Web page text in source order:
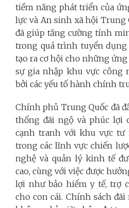
tiềm năng phát triển của
lực và An sinh xã hội Trung
đã giúp tăng cường tính
trong quá trình tuyển dụng
tạo ra cơ hội cho những
sự gia nhập khu vực công
bởi các yếu tố hành chính
Chính phủ Trung Quốc đã
thống đãi ngộ và phúc lợi
cạnh tranh với khu vực tư
trong các lĩnh vực chiến
nghệ và quản lý kinh tế
cao, cùng với việc được
lợi như bảo hiểm y tế, trợ
cho con cái. Chính sách